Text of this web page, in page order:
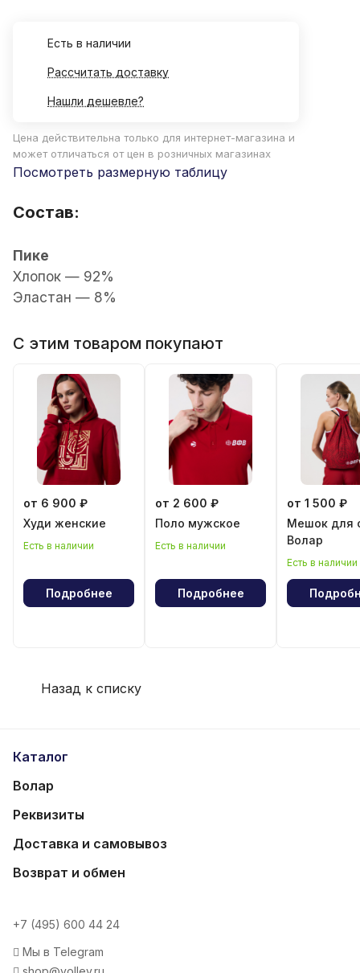
Есть в наличии
Рассчитать доставку
Нашли дешевле?
Цена действительна только для интернет-магазина и
может отличаться от цен в розничных магазинах
Посмотреть размерную таблицу
Состав:
Пике
Хлопок — 92%
Эластан — 8%
С этим товаром покупают
от 6 900 ₽
Худи женские
Есть в наличии
Подробнее
от 2 600 ₽
Поло мужское
Есть в наличии
Подробнее
от 1 500 ₽
Мешок для
Волар
Есть в наличии
Назад к списку
Каталог
Волар
Реквизиты
Доставка и самовывоз
Возврат и обмен
+7 (495) 600 44 24
Мы в Telegram